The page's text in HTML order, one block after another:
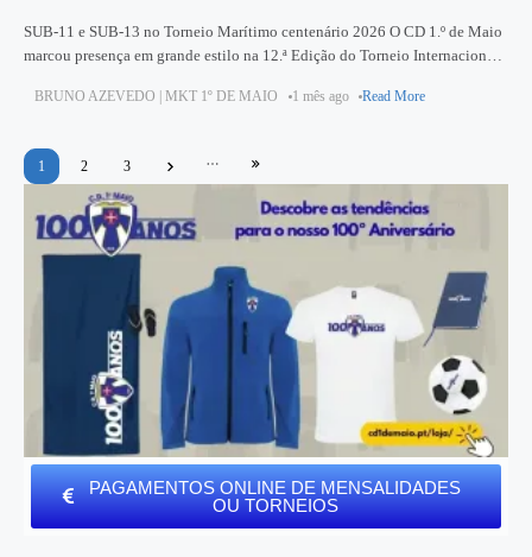
SUB-11 e SUB-13 no Torneio Marítimo centenário 2026 O CD 1.º de Maio
marcou presença em grande estilo na 12.ª Edição do Torneio Internacional
BRUNO AZEVEDO | MKT 1º DE MAIO 1 mês ago Read More
1 2 3
PAGAMENTOS ONLINE DE MENSALIDADES
OU TORNEIOS